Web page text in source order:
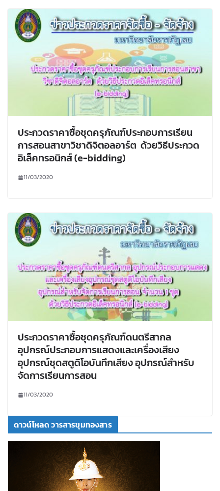
ประกวดราคาซื้อชุดครุภัณฑ์ประกอบการเรียน
การสอนสาขาวิชาดิจิตอลอาร์ต ด้วยวิธีประกวด
อิเล็คทรอนิกส์ (e-bidding)
11/03/2020
ประกวดราคาซื้อชุดครุภัณฑ์ดนตรีสากล
อุปกรณ์ประกอบการแสดงและเครื่องเสียง
อุปกรณ์ชุดสตูดิโอบันทึกเสียง อุปกรณ์สำหรับ
จัดการเรียนการสอน
11/03/2020
ดาวน์โหลด วารสารขุมทองสาร